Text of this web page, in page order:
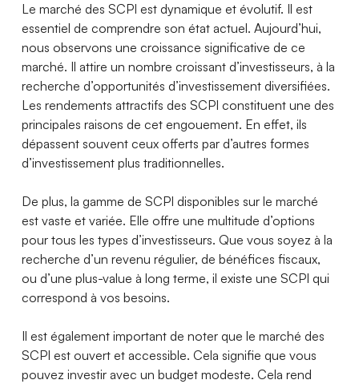
Le marché des SCPI est dynamique et évolutif. Il est
essentiel de comprendre son état actuel. Aujourd’hui,
nous observons une croissance significative de ce
marché. Il attire un nombre croissant d’investisseurs, à la
recherche d’opportunités d’investissement diversifiées.
Les rendements attractifs des SCPI constituent une des
principales raisons de cet engouement. En effet, ils
dépassent souvent ceux offerts par d’autres formes
d’investissement plus traditionnelles.
De plus, la gamme de SCPI disponibles sur le marché
est vaste et variée. Elle offre une multitude d’options
pour tous les types d’investisseurs. Que vous soyez à la
recherche d’un revenu régulier, de bénéfices fiscaux,
ou d’une plus-value à long terme, il existe une SCPI qui
correspond à vos besoins.
Il est également important de noter que le marché des
SCPI est ouvert et accessible. Cela signifie que vous
pouvez investir avec un budget modeste. Cela rend